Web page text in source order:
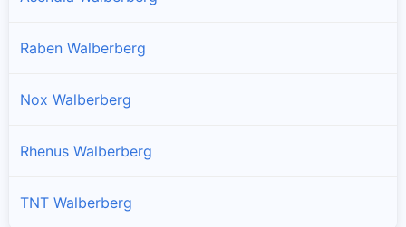
Raben Walberberg
Nox Walberberg
Rhenus Walberberg
TNT Walberberg